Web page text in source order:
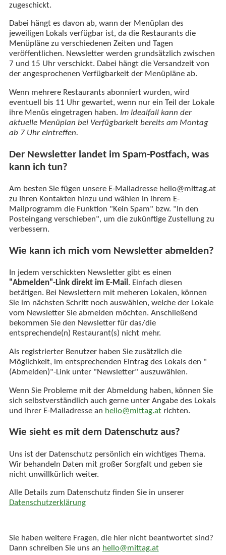
zugeschickt.
Dabei hängt es davon ab, wann der Menüplan des
jeweiligen Lokals verfügbar ist, da die Restaurants die
Menüpläne zu verschiedenen Zeiten und Tagen
veröffentlichen. Newsletter werden grundsätzlich zwischen
7 und 15 Uhr verschickt. Dabei hängt die Versandzeit von
der angesprochenen Verfügbarkeit der Menüpläne ab.
Wenn mehrere Restaurants abonniert wurden, wird
eventuell bis 11 Uhr gewartet, wenn nur ein Teil der Lokale
ihre Menüs eingetragen haben. Im Idealfall kann der
aktuelle Menüplan bei Verfügbarkeit bereits am Montag
ab 7 Uhr eintreffen.
Der Newsletter landet im Spam-Postfach, was
kann ich tun?
Am besten Sie fügen unsere E-Mailadresse hello@mittag.at
zu Ihren Kontakten hinzu und wählen in ihrem E-
Mailprogramm die Funktion "Kein Spam" bzw. "In den
Posteingang verschieben", um die zukünftige Zustellung zu
verbessern.
Wie kann ich mich vom Newsletter abmelden?
In jedem verschickten Newsletter gibt es einen
"Abmelden"-Link direkt im E-Mail. Einfach diesen
betätigen. Bei Newslettern mit meheren Lokalen, können
Sie im nächsten Schritt noch auswählen, welche der Lokale
vom Newsletter Sie abmelden möchten. Anschließend
bekommen Sie den Newsletter für das/die
entsprechende(n) Restaurant(s) nicht mehr.
Als registrierter Benutzer haben Sie zusätzlich die
Möglichkeit, im entsprechenden Eintrag des Lokals den "
(Abmelden)"-Link unter "Newsletter" auszuwählen.
Wenn Sie Probleme mit der Abmeldung haben, können Sie
sich selbstverständlich auch gerne unter Angabe des Lokals
und Ihrer E-Mailadresse an hello@mittag.atrichten.
Wie sieht es mit dem Datenschutz aus?
Uns ist der Datenschutz persönlich ein wichtiges Thema.
Wir behandeln Daten mit großer Sorgfalt und geben sie
nicht unwillkürlich weiter.
Alle Details zum Datenschutz finden Sie in unserer
Datenschutzerklärung
Sie haben weitere Fragen, die hier nicht beantwortet sind?
Dann schreiben Sie uns an hello@mittag.at